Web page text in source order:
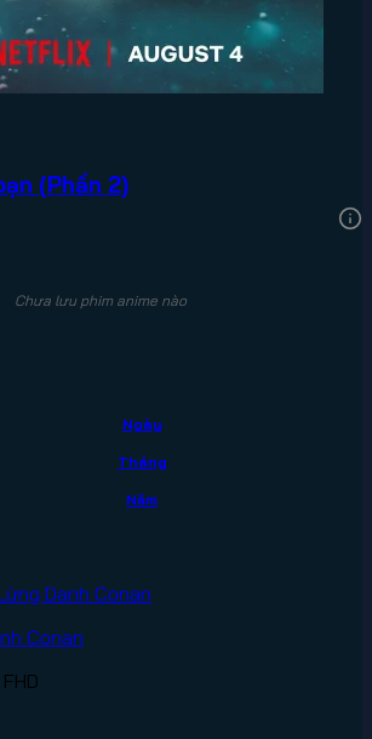
(Phần 2)
Chưa lưu phim anime nào
Ngày
Tháng
Năm
Conan
FHD